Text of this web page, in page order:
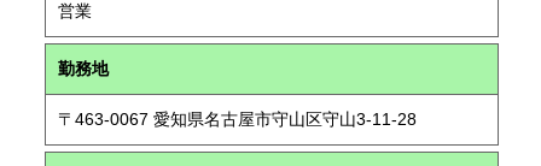
営業
勤務地
〒463-0067 愛知県名古屋市守山区守山3-11-28